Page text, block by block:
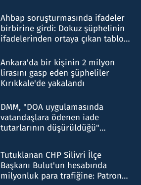
Ahbap soruşturmasında ifadeler
birbirine girdi: Dokuz şüphelinin
ifadelerinden ortaya çıkan tablo
Ankara'da bir kişinin 2 milyon
lirasını gasp eden şüpheliler
Kırıkkale'de yakalandı
DMM, "DOA uygulamasında
vatandaşlara ödenen iade
tutarlarının düşürüldüğü"
Tutuklanan CHP Silivri İlçe
Başkanı Bulut'un hesabında
milyonluk para trafiğine: Patron